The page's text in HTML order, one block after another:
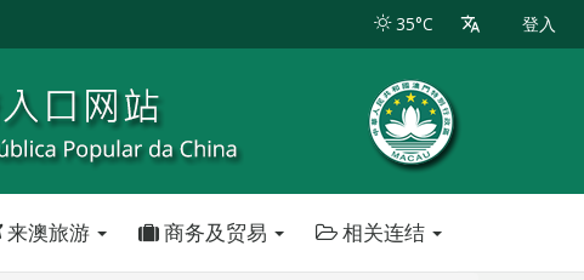
35°C 登入
来澳旅游 商务及贸易 相关连结